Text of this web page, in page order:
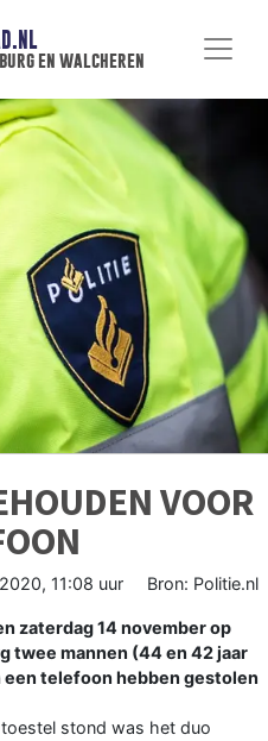
en walcheren
VOOR
11:08 uur Bron: Politie.nl
zaterdag 14 november op
twee mannen (44 en 42 jaar
een telefoon hebben gestolen
stond was het duo